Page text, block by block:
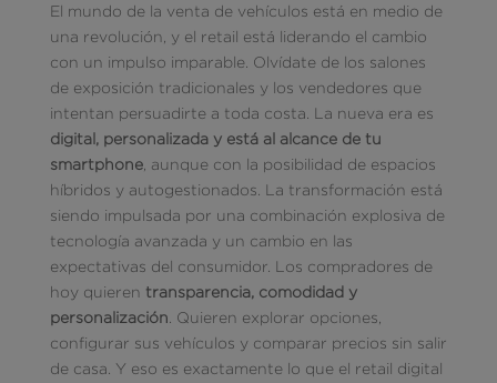
El mundo de la venta de vehículos está en medio de
una revolución, y el retail está liderando el cambio
con un impulso imparable. Olvídate de los salones
de exposición tradicionales y los vendedores que
intentan persuadirte a toda costa. La nueva era es
digital, personalizada y está al alcance de tu
smartphone, aunque con la posibilidad de espacios
híbridos y autogestionados. La transformación está
siendo impulsada por una combinación explosiva de
tecnología avanzada y un cambio en las
expectativas del consumidor. Los compradores de
hoy quieren transparencia, comodidad y
personalización . Quieren explorar opciones,
configurar sus vehículos y comparar precios sin salir
de casa. Y eso es exactamente lo que el retail digital